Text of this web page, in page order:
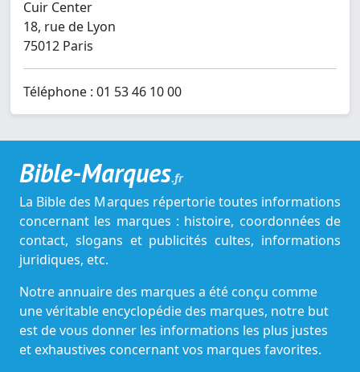
Cuir Center
18, rue de Lyon
75012 Paris
Téléphone : 01 53 46 10 00
Bible-Marques.fr
La Bible des Marques répertorie toutes informations
concernant les marques : histoire, coordonnées de
contact, slogans et publicités cultes, informations
juridiques, etc.
Notre annuaire des marques a été conçu comme
une véritable encyclopédie des marques, notre but
est de vous donner les informations les plus justes
et exhaustives concernant vos marques favorites.